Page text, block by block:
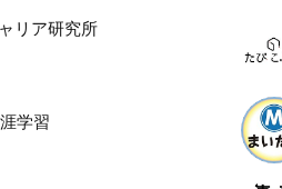
リア研究所
学習